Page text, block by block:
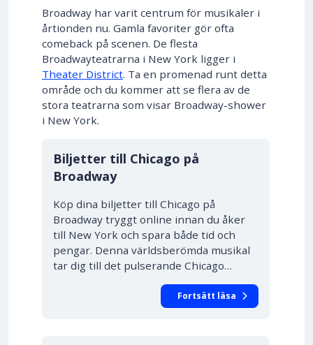
Broadway har varit centrum för musikaler i
årtionden nu. Gamla favoriter gör ofta
comeback på scenen. De flesta
Broadwayteatrarna i New York ligger i
Theater District. Ta en promenad runt detta
område och du kommer att se flera av de
stora teatrarna som visar Broadway-shower
i New York.
10% RABATT
Biljetter till Chicago på
Broadway
Köp dina biljetter till Chicago på
Broadway tryggt online innan du åker
till New York och spara både tid och
pengar. Denna världsberömda musikal
tar dig till det pulserande Chicago…
Fortsätt läsa